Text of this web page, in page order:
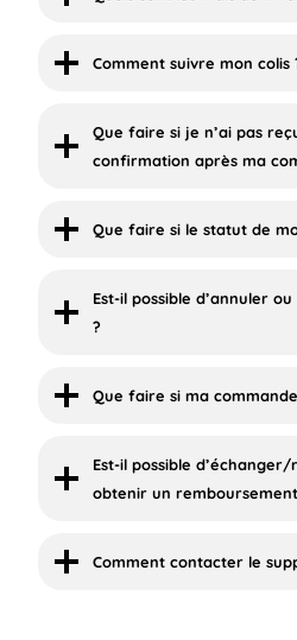
Comment suivre mon colis
Que faire si je n’ai pas
confirmation après ma
Que faire si le statut de
Est-il possible d’annuler
?
Que faire si ma
Est-il possible
obtenir un
Comment contacter le